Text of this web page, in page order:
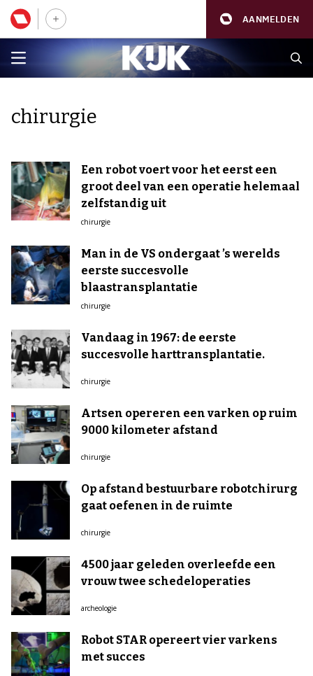
AANMELDEN
chirurgie
Een robot voert voor het eerst een
groot deel van een operatie helemaal
zelfstandig uit
chirurgie
Man in de VS ondergaat ’s werelds
eerste succesvolle
blaastransplantatie
chirurgie
Vandaag in 1967: de eerste
succesvolle harttransplantatie.
chirurgie
Artsen opereren een varken op ruim
9000 kilometer afstand
chirurgie
Op afstand bestuurbare robotchirurg
gaat oefenen in de ruimte
chirurgie
4500 jaar geleden overleefde een
vrouw twee schedeloperaties
archeologie
Robot STAR opereert vier varkens
met succes